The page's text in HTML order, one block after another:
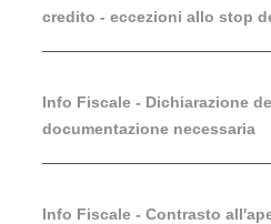
credito - eccezioni allo stop
Info Fiscale - Dichiarazione
documentazione necessaria
Info Fiscale - Contrasto